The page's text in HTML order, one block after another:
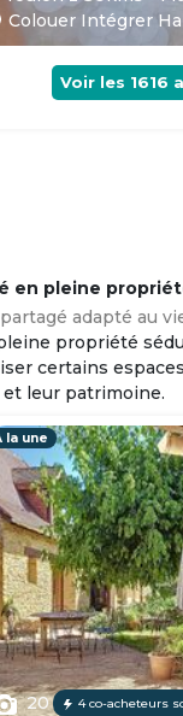
Colouer Intégrer
Voir les 1616
en pleine
adapté au
propriété
certains
leur patrimoine.
la une
20 4 co-acheteurs